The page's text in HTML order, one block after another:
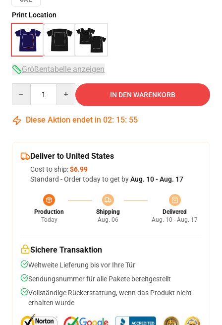
Print Location
Größentabelle anzeigen
IN DEN WARENKORB
Diese Aktion endet in 02: 15: 54
Deliver to United States
Cost to ship:$6.99
Standard - Order today to get byAug. 10 - Aug. 17
Production
Today
Shipping
Aug. 06
Delivered
Aug. 10 - Aug. 17
Sichere Transaktion
Weltweite Lieferung bis vor Ihre Tür
Sendungsnummer für alle Pakete bereitgestellt
Vollständige Rückerstattung, wenn das Produkt nicht
erhalten wurde